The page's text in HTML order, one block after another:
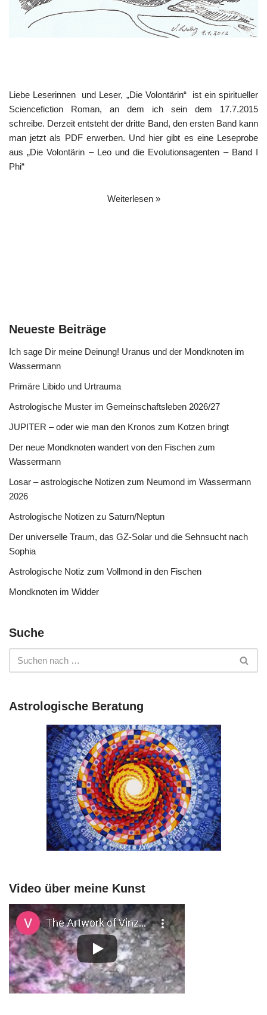
Liebe Leserinnen und Leser, „Die Volontärin“ ist ein spiritueller
Sciencefiction Roman, an dem ich sein dem 17.7.2015
schreibe. Derzeit entsteht der dritte Band, den ersten Band kann
man jetztals PDF erwerben. Und hier gibt es eine Leseprobe
aus „Die Volontärin – Leo und die Evolutionsagenten – Band I
Phi“
Weiterlesen »
Neueste Beiträge
Ich sage Dir meine Deinung! Uranus und der Mondknoten im
Wassermann
Primäre Libido und Urtrauma
Astrologische Muster im Gemeinschaftsleben 2026/27
JUPITER – oder wie man den Kronos zum Kotzen bringt
Der neue Mondknoten wandert von den Fischen zum
Wassermann
Losar – astrologische Notizen zum Neumond im Wassermann
2026
Astrologische Notizen zu Saturn/Neptun
Der universelle Traum, das GZ-Solar und die Sehnsucht nach
Sophia
Astrologische Notiz zum Vollmond in den Fischen
Mondknoten im Widder
Suche
Astrologische Beratung
Video über meine Kunst